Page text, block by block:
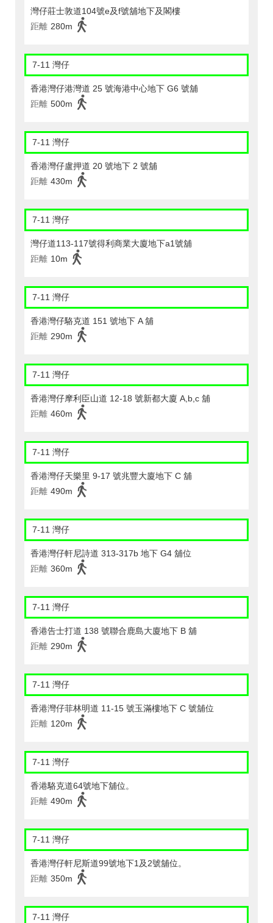
灣仔莊士敦道104號e及f號舖地下及閣樓
距離 280m
7-11 灣仔
香港灣仔港灣道 25 號海港中心地下 G6 號舖
距離 500m
7-11 灣仔
香港灣仔盧押道 20 號地下 2 號舖
距離 430m
7-11 灣仔
灣仔道113-117號得利商業大廈地下a1號舖
距離 10m
7-11 灣仔
香港灣仔駱克道 151 號地下 A 舖
距離 290m
7-11 灣仔
香港灣仔摩利臣山道 12-18 號新都大廈 A,b,c 舖
距離 460m
7-11 灣仔
香港灣仔天樂里 9-17 號兆豐大廈地下 C 舖
距離 490m
7-11 灣仔
香港灣仔軒尼詩道 313-317b 地下 G4 舖位
距離 360m
7-11 灣仔
香港告士打道 138 號聯合鹿島大廈地下 B 舖
距離 290m
7-11 灣仔
香港灣仔菲林明道 11-15 號玉滿樓地下 C 號舖位
距離 120m
7-11 灣仔
香港駱克道64號地下舖位。
距離 490m
7-11 灣仔
香港灣仔軒尼斯道99號地下1及2號舖位。
距離 350m
7-11 灣仔